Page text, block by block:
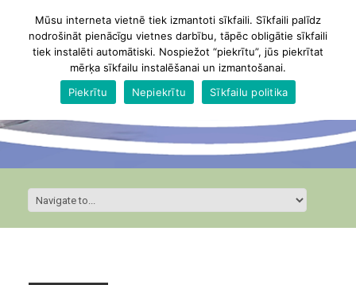
Mūsu interneta vietnē tiek izmantoti sīkfaili. Sīkfaili palīdz
nodrošināt pienācīgu vietnes darbību, tāpēc obligātie sīkfaili
tiek instalēti automātiski. Nospiežot “piekrītu”, jūs piekrītat
mērķa sīkfailu instalēšanai un izmantošanai.
Piekrītu
Nepiekrītu Sīkfailu politika